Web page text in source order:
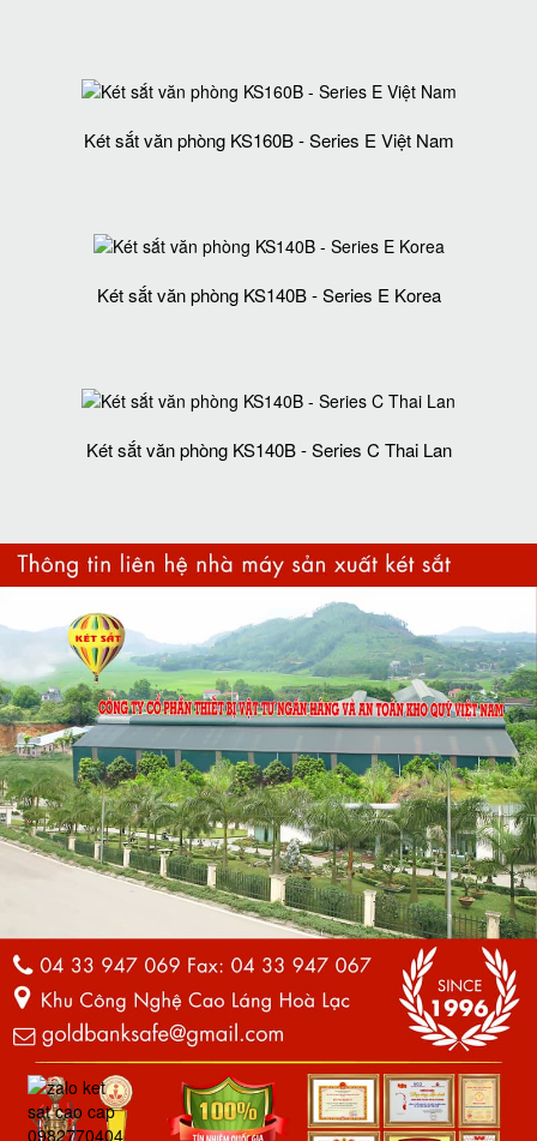
Két sắt văn phòng KS160B - Series E Việt Nam
Két sắt văn phòng KS140B - Series E Korea
Két sắt văn phòng KS140B - Series C Thai Lan